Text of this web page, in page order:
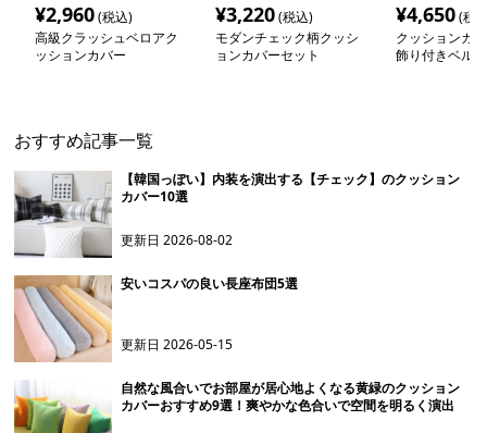
¥2,960(税込)
高級クラッシュベロアク
ッションカバー
¥3,220(税込)
モダンチェック柄クッシ
ョンカバーセット
¥4,650(税
クッションカ
飾り付きベル
おすすめ記事一覧
【韓国っぽい】内装を演出する【チェック】のクッション
カバー10選
更新日2026-08-02
安いコスパの良い長座布団5選
更新日2026-05-15
自然な風合いでお部屋が居心地よくなる黄緑のクッション
カバーおすすめ9選！爽やかな色合いで空間を明るく演出